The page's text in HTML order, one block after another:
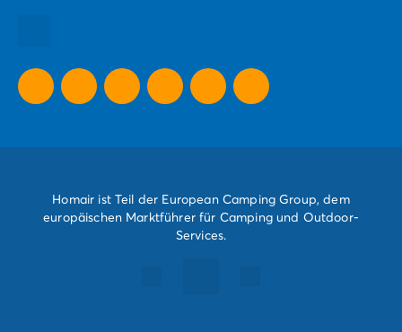
Homair ist Teil der European Camping Group, dem
europäischen Marktführer für Camping und Outdoor-
Services.